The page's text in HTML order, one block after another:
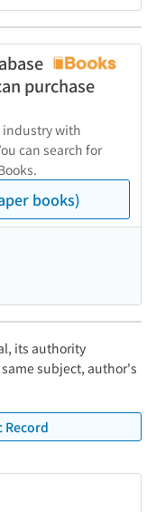
purchase
industry with
can search for
books)
its authority
subject, author's